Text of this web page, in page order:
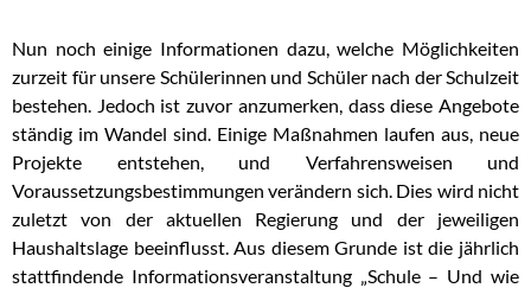
Nun noch einige Informationen dazu, welche Möglichkeiten
zurzeit für unsere Schülerinnen und Schüler nach der Schulzeit
bestehen. Jedoch ist zuvor anzumerken, dass diese Angebote
ständig im Wandel sind. Einige Maßnahmen laufen aus, neue
Projekte entstehen, und Verfahrensweisen und
Voraussetzungsbestimmungen verändern sich. Dies wird nicht
zuletzt von der aktuellen Regierung und der jeweiligen
Haushaltslage beeinflusst. Aus diesem Grunde ist die jährlich
stattfindende Informationsveranstaltung „Schule – Und wie